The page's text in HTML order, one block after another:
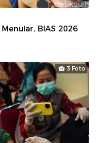
BIAS 2026
3 Foto